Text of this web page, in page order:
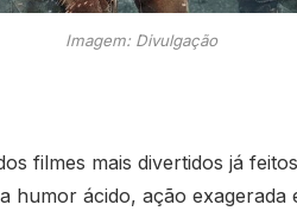
Imagem: Divulgação
filmes mais divertidos já
humor ácido, ação exagerada